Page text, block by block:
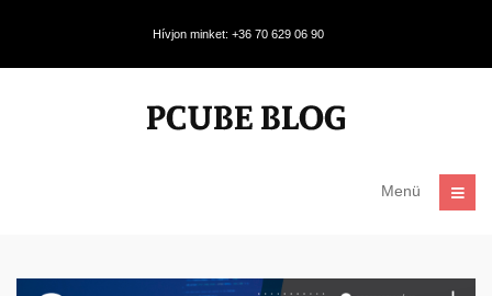
Hívjon minket: +36 70 629 06 90
Menü